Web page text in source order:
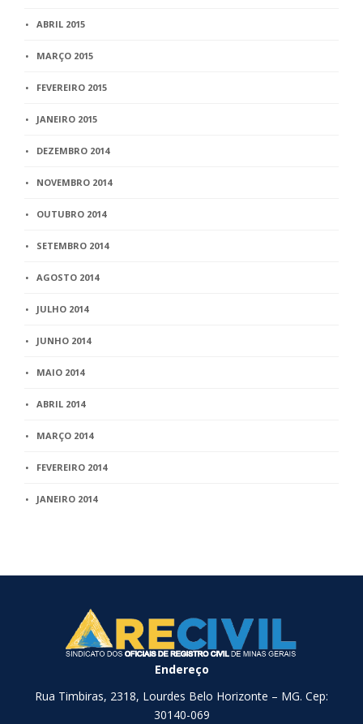
ABRIL 2015
MARÇO 2015
FEVEREIRO 2015
JANEIRO 2015
DEZEMBRO 2014
NOVEMBRO 2014
OUTUBRO 2014
SETEMBRO 2014
AGOSTO 2014
JULHO 2014
JUNHO 2014
MAIO 2014
ABRIL 2014
MARÇO 2014
FEVEREIRO 2014
JANEIRO 2014
Endereço
Rua Timbiras, 2318, Lourdes Belo Horizonte – MG. Cep:
30140-069